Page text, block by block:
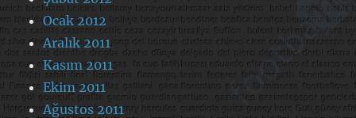
Ocak 2012
Aralık 2011
Kasım 2011
Ekim 2011
Ağustos 2011